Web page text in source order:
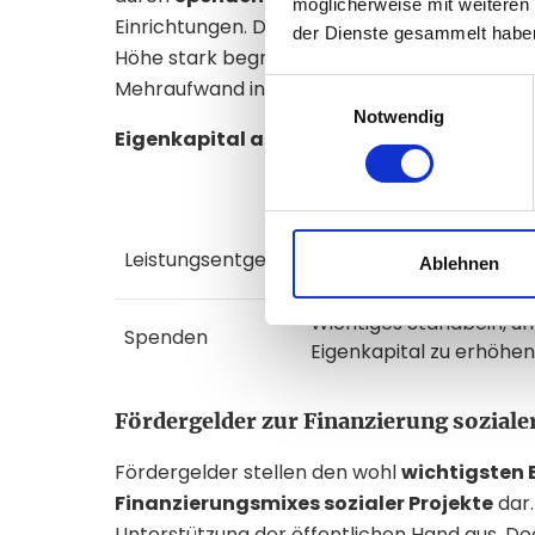
der Dienste gesammelt
Einwilligungsauswahl
Notwendig
Ablehnen
Einrichtungen. Doch so attraktiv diese Form
Höhe stark begrenzt. Große Summen sind
Mehraufwand innerhalb mehrerer Monate
Eigenkapital auf einen Blick:
Leistungsentgelte
Deutschland
Spenden
Wichtiges Standbein,
Eigenkapital zu erhöhen
Fördergelder zur Finanzierung
Fördergelder stellen den wohlwichtigsten
Finanzierungsmixes sozialer Projekte